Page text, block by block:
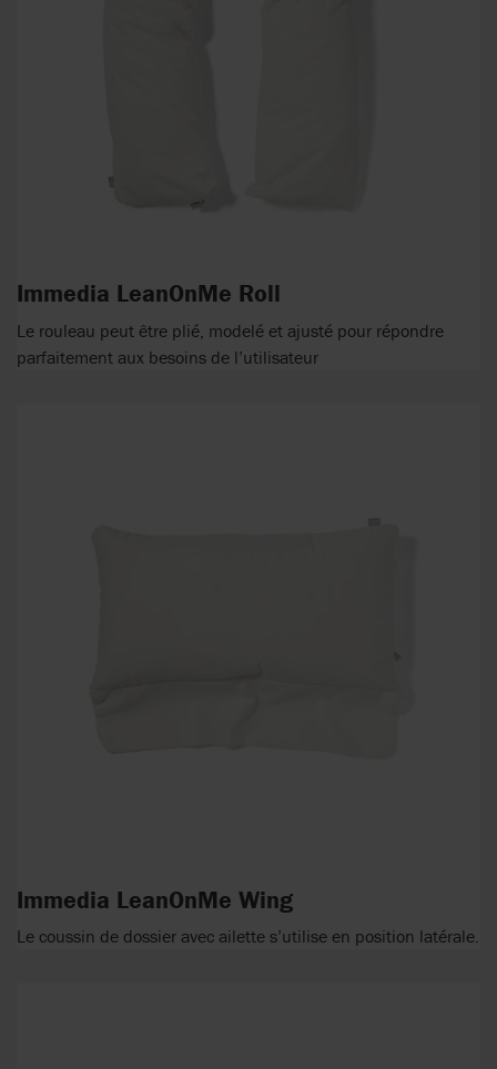
Immedia LeanOnMe Roll
Le rouleau peut être plié, modelé et ajusté pour répondre
parfaitement aux besoins de l’utilisateur
Immedia LeanOnMe Wing
Le coussin de dossier avec ailette s’utilise en position latérale.